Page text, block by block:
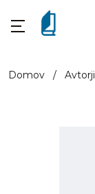
Domov / Avtorji